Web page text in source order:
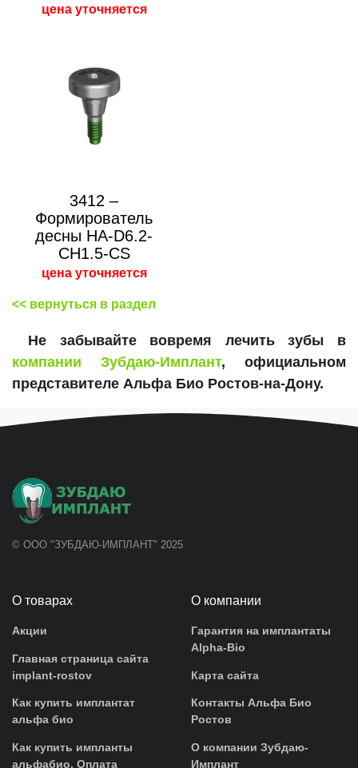
цена уточняется
3412 –
Формирователь
десны HA-D6.2-
CH1.5-CS
цена уточняется
<< вернуться в раздел
Не забывайте вовремя лечить зубы в
компании Зубдаю-Имплант, официальном
представителе Альфа Био Ростов-на-Дону.
© ООО "ЗУБДАЮ-ИМПЛАНТ" 2025
О товарах
Акции
Главная страница сайта
implant-rostov
Как купить имплантат
альфа био
Как купить импланты
альфабио. Оплата
О компании
Гарантия на имплантаты
Alpha-Bio
Карта сайта
Контакты Альфа Био
Ростов
О компании Зубдаю-
Имплант